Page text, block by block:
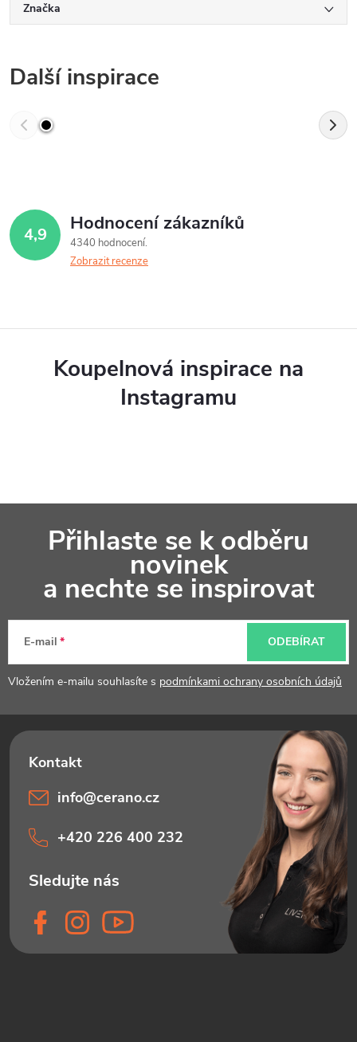
Značka
Další inspirace
4,9 Hodnocení zákazníků
4340 hodnocení
Zobrazit recenze
Koupelnová inspirace na
Instagramu
a
Přihlaste se k odběru
novinek
a nechte se inspirovat
E-mail
Vložením e-mailu souhlasíte s podmínkami ochrany osobních údajů
ODEBÍRAT
info@cerano.cz
+420 226 400 232